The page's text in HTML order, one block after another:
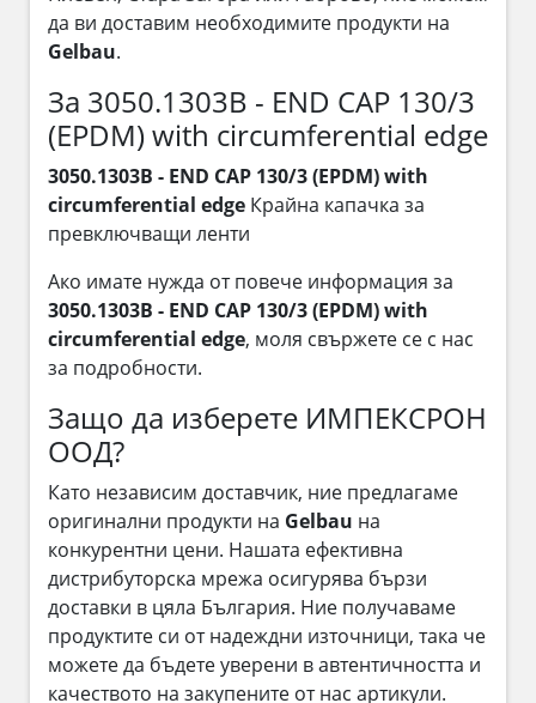
да ви доставим необходимите продукти на
Gelbau.
За 3050.1303B - END CAP 130/3
(EPDM) with circumferential edge
3050.1303B - END CAP 130/3 (EPDM) with
circumferential edge Крайна капачка за
превключващи ленти
Ако имате нужда от повече информация за
3050.1303B - END CAP 130/3 (EPDM) with
circumferential edge, моля свържете се с нас
за подробности.
Защо да изберете ИМПЕКСРОН
ООД?
Като независим доставчик, ние предлагаме
оригинални продукти на Gelbau на
конкурентни цени. Нашата ефективна
дистрибуторска мрежа осигурява бързи
доставки в цяла България. Ние получаваме
продуктите си от надеждни източници, така че
можете да бъдете уверени в автентичността и
качеството на закупените от нас артикули.